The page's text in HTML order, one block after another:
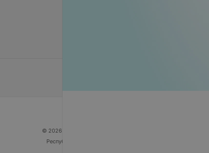
© 2026 ООО «Артокс Лаб», УНП 191700409
Республика Беларусь, г. Минск, улица Толбухина, 2,